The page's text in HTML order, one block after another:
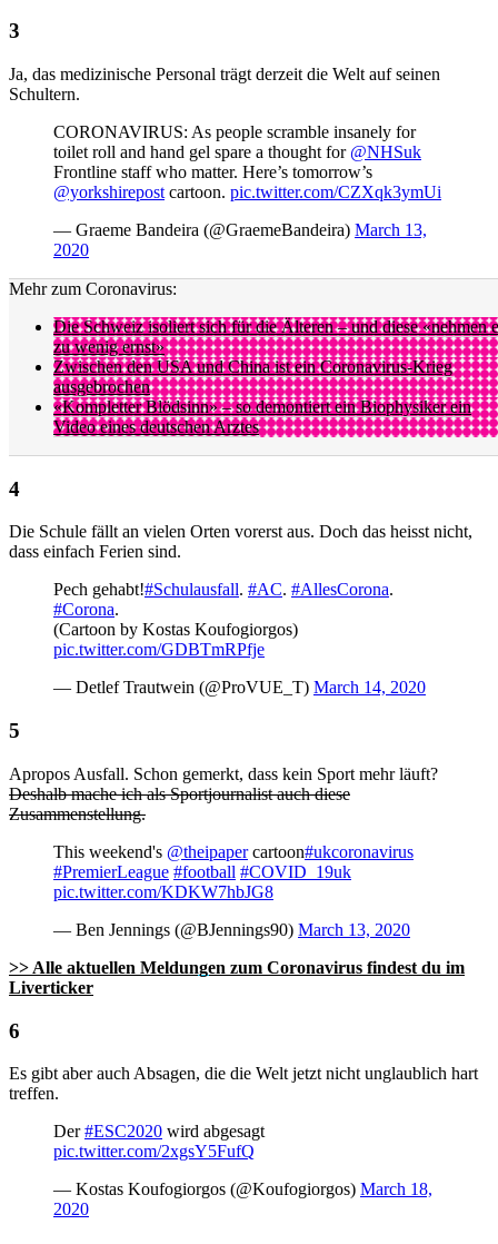
Ja, das medizinische Personal trägt derzeit die Welt auf seinen
Schultern.
CORONAVIRUS: As people scramble insanely for
toilet roll and hand gel spare a thought for @NHSuk
Frontline staff who matter. Here’s tomorrow’s
@yorkshirepost cartoon. pic.twitter.com/CZXqk3ymUi
— Graeme Bandeira (@GraemeBandeira) March 13,
2020
Mehr zum Coronavirus:
Die Schweiz isoliert sich für die Älteren – und diese «nehmen
zu wenig ernst»
Zwischen den USA und China ist ein Coronavirus-Krieg
ausgebrochen
«Kompletter Blödsinn» – so demontiert ein Biophysiker ein
Video eines deutschen Arztes
Die Schule fällt an vielen Orten vorerst aus. Doch das heisst nicht,
dass einfach Ferien sind.
Pech gehabt!#Schulausfall. #AC. #AllesCorona.
#Corona.
(Cartoon by Kostas Koufogiorgos)
pic.twitter.com/GDBTmRPfje
— Detlef Trautwein (@ProVUE_T) March 14, 2020
Apropos Ausfall. Schon gemerkt, dass kein Sport mehr läuft?
Deshalb mache ich als Sportjournalist auch diese
Zusammenstellung.
This weekend's @theipapercartoon#ukcoronavirus
#PremierLeague #football #COVID_19uk
pic.twitter.com/KDKW7hbJG8
— Ben Jennings (@BJennings90) March 13, 2020
>> Alle aktuellen Meldungen zum Coronavirus findest du im
Liverticker
Es gibt aber auch Absagen, die die Welt jetzt nicht unglaublich hart
treffen.
Der#ESC2020 wird abgesagt
pic.twitter.com/2xgsY5FufQ
— Kostas Koufogiorgos (@Koufogiorgos) March 18,
2020